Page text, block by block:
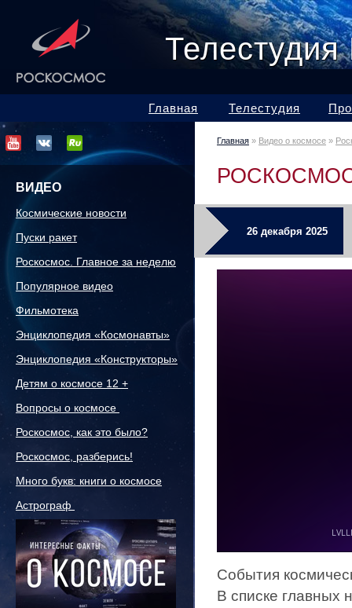
Главная Телестудия
ВИДЕО
Космические новости
Пуски ракет
Роскосмос. Главное за неделю
Популярное видео
Фильмотека
Энциклопедия «Космонавты»
Энциклопедия «Конструкторы»
Детям о космосе 12 +
Вопросы о космосе
Роскосмос, как это было?
Роскосмос, разберись!
Много букв: книги о космосе
Астрограф
Главная » Видео о космосе »
26 декабря 2025
События
В списке главных